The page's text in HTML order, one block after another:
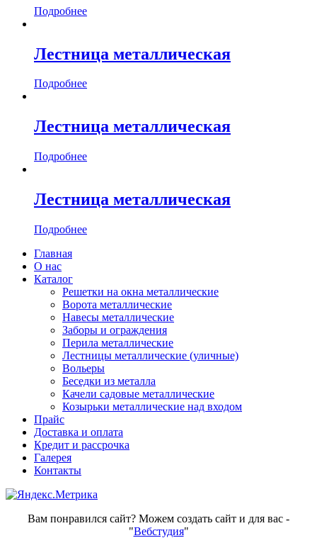
Подробнее
Лестница металлическая
Подробнее
Лестница металлическая
Подробнее
Лестница металлическая
Подробнее
Главная
О нас
Каталог
Решетки на окна металлические
Ворота металлические
Навесы металлические
Заборы и ограждения
Перила металлические
Лестницы металлические (уличные)
Вольеры
Беседки из металла
Качели садовые металлические
Козырьки металлические над входом
Прайс
Доставка и оплата
Кредит и рассрочка
Галерея
Контакты
Вам понравился сайт? Можем создать сайт и для вас -
"Вебстудия"